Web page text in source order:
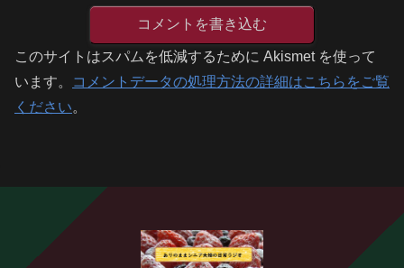
コメントを書き込む
このサイトはスパムを低減するために Akismet を使って
います。
コメントデータの処理方法の詳細はこちらをご覧
ください。